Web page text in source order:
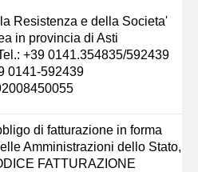
Resistenza e della Societa'
in provincia di Asti
+39 0141.354835/592439
0141-592439
di fatturazione in forma
Amministrazioni dello Stato,
FATTURAZIONE